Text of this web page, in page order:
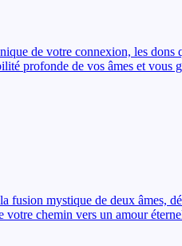
de votre connexion, les dons
profonde de vos âmes et vous
fusion mystique de deux âmes,
chemin vers un amour